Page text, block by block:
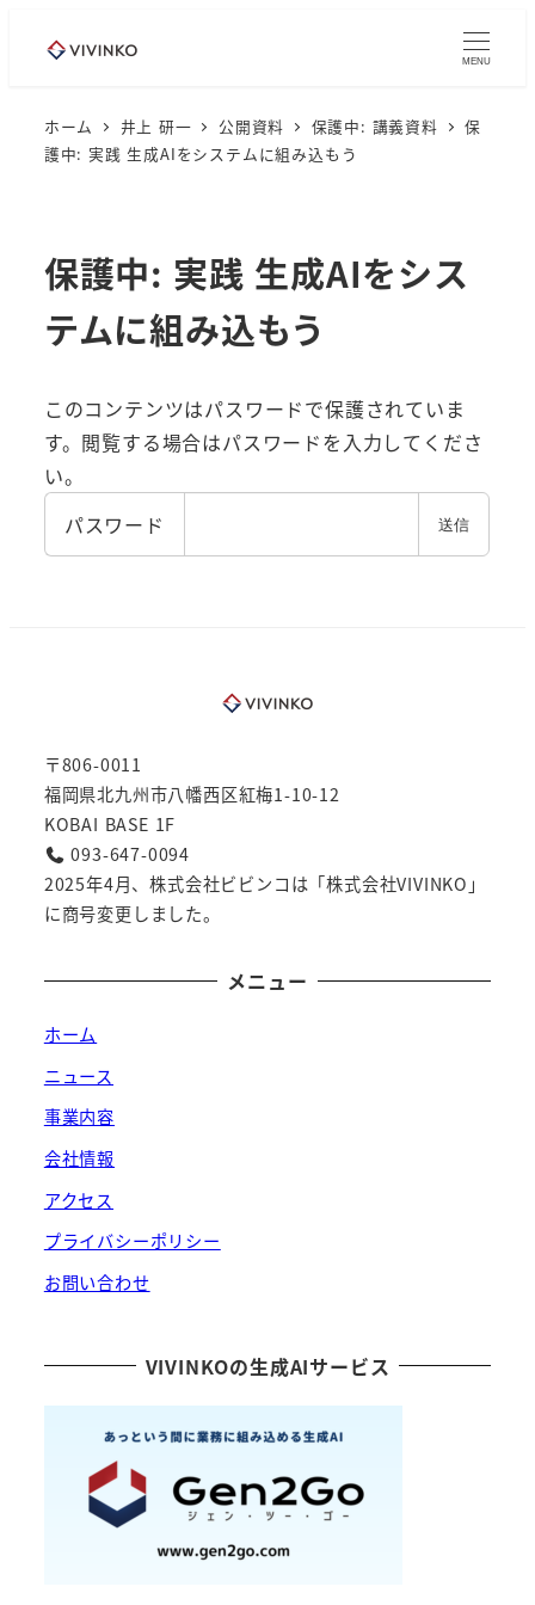
MENU
ホーム 井上 研一 公開資料 保護中: 講義資料
保
護中: 実践 生成AIをシステムに組み込もう
保護中: 実践 生成AIをシス
テムに組み込もう
このコンテンツはパスワードで保護されていま
す。閲覧する場合はパスワードを入力してくださ
い。
パスワード
〒806-0011
福岡県北九州市八幡西区紅梅1-10-12
KOBAI BASE 1F
093-647-0094
2025年4月、株式会社ビビンコは「株式会社VIVINKO」
に商号変更しました。
メニュー
ホーム
ニュース
事業内容
会社情報
アクセス
プライバシーポリシー
お問い合わせ
VIVINKOの生成AIサービス